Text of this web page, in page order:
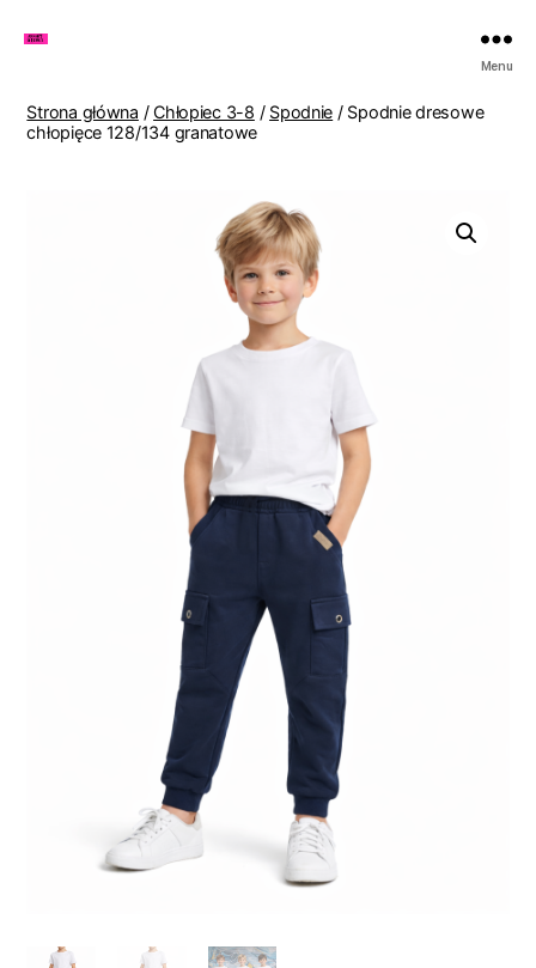
Lenki
Menu
Strona główna /Chłopiec 3-8 / Spodnie / Spodnie dresowe
chłopięce 128/134 granatowe